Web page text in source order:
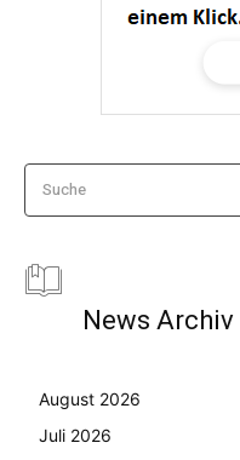
Suche
News Archiv
August 2026
Juli 2026